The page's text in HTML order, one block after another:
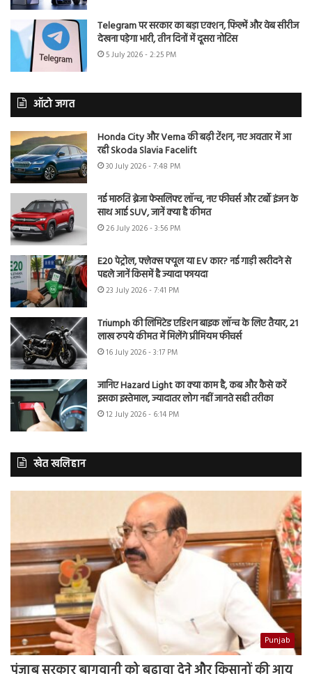
Telegram पर सरकार का बड़ा एक्शन, फिल्में और वेब सीरीज
देखना पड़ेगा भारी, तीन दिनों में दूसरा नोटिस
5 July 2026 - 2:25 PM
ऑटो जगत
Honda City और Verna की बढ़ी टेंशन, नए अवतार में आ
रही Skoda Slavia Facelift
30 July 2026 - 7:48 PM
नई मारुति ब्रेजा फेसलिफ्ट लॉन्च, नए फीचर्स और टर्बो इंजन के
साथ आई SUV, जानें क्या है कीमत
26 July 2026 - 3:56 PM
E20 पेट्रोल, फ्लेक्स फ्यूल या EV कार? नई गाड़ी खरीदने से
पहले जानें किसमें है ज्यादा फायदा
23 July 2026 - 7:41 PM
Triumph की लिमिटेड एडिशन बाइक लॉन्च के लिए तैयार, 21
लाख रुपये कीमत में मिलेंगे प्रीमियम फीचर्स
16 July 2026 - 3:17 PM
जानिए Hazard Light का क्या काम है, कब और कैसे करें
इसका इस्तेमाल, ज्यादातर लोग नहीं जानते सही तरीका
12 July 2026 - 6:14 PM
खेत खलिहान
Punjab